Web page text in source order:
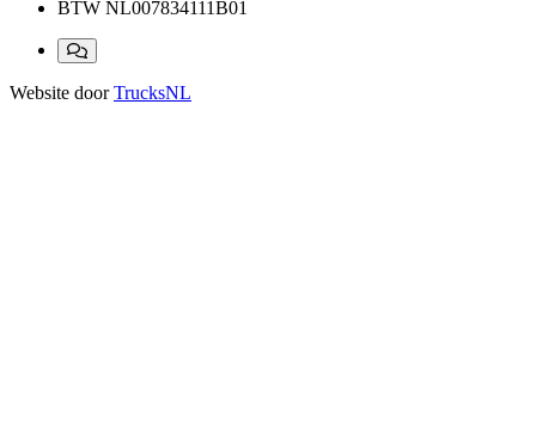
BTW NL007834111B01
Website door TrucksNL